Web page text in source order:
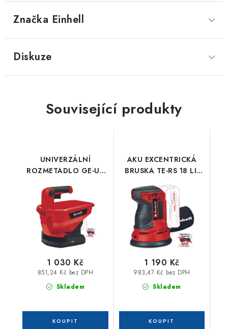
Značka Einhell
Diskuze
Související produkty
UNIVERZÁLNÍ
ROZMETADLO GE-US
Skladem
851,24 Kč bez DPH
1 030 Kč
AKU EXCENTRICKÁ
BRUSKA TE-RS 18 LI-
Skladem
983,47 Kč bez DPH
1 190 Kč